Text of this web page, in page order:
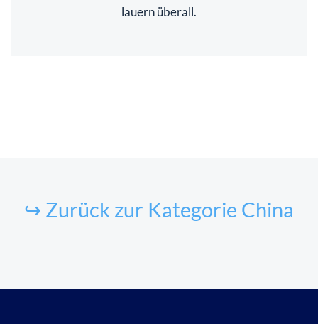
lauern überall.
↪ Zurück zur Kategorie China